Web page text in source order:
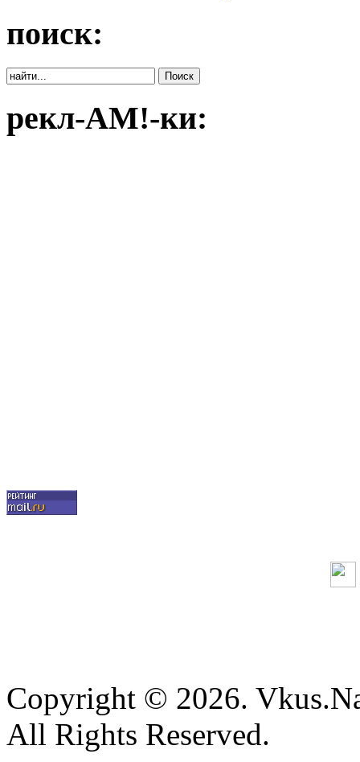
поиск:
рекл-АМ!-ки:
Copyright © 2026.
All Rights Reserved.